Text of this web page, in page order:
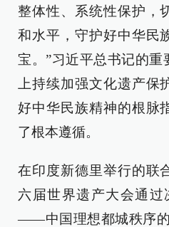
整体性、系统性保护，
和水平，守护好中华民
宝。”习近平总书记的
上持续加强文化遗产保
好中华民族精神的根脉
了根本遵循。
在印度新德里举行的联
六届世界遗产大会通
——中国理想都城秩序